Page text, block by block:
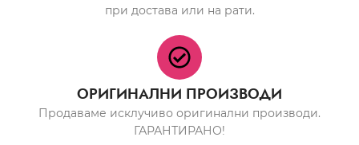
при достава или на рати.
ОРИГИНАЛНИ ПРОИЗВОДИ
Продаваме исклучиво оригинални производи.
ГАРАНТИРАНО!